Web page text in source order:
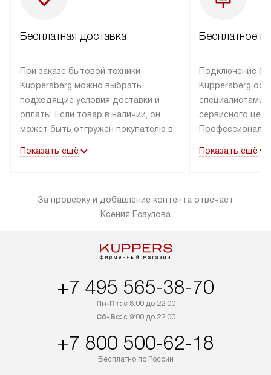
Бесплатная доставка
При заказе бытовой техники
Kuppersberg можно выбрать
подходящие условия доставки и
оплаты. Если товар в наличии, он
может быть отгружен покупателю в
специальным лейблом
оплачивается дополнительно.
Возможна доставка товаров по
Показать ещё
Бесплатное
Подключение
Kuppersberg
специалистами
сервисного
эксплуатации
подключается
Показать ещё
За проверку и добавление контента отвечает
Ксения Есаулова
+7 495 565-38-70
Пн-Пт:с 8:00 до 22:00
Сб-Вс:с 9:00 до 22:00
+7 800 500-62-18
Бесплатно по России